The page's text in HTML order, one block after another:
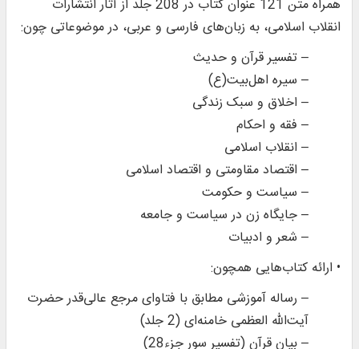
همراه متن 121 عنوان کتاب در 208 جلد از آثار انتشارات
انقلاب اسلامی، به زبان‌های فارسی و عربی، در موضوعاتی چون:
– تفسیر قرآن و حدیث
– سیره اهل‌بیت(ع)
– اخلاق و سبک زندگی
– فقه و احکام
– انقلاب اسلامی
– اقتصاد مقاومتی و اقتصاد اسلامی
– سیاست و حکومت
– جایگاه زن در سیاست و جامعه
– شعر و ادبیات
• ارائه کتاب‌هایی همچون:
– رساله آموزشی مطابق با فتاوای مرجع عالی‌قدر حضرت
آیت‌الله العظمی خامنه‌ای (2 جلد)
– بیان قرآن (تفسیر سور جزء28)